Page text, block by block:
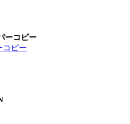
ーコピー
コピー